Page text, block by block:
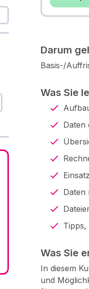
Darum
Basis-/
Was Sie
Daten
Daten
Tipps,
Was Sie
In diesem
und